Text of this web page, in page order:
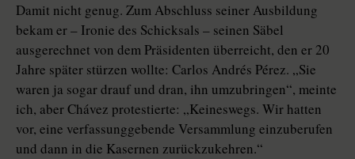
Damit nicht genug. Zum Abschluss seiner Ausbildung
bekam er – Ironie des Schicksals – seinen Säbel
ausgerechnet von dem Präsidenten überreicht, den er 20
Jahre später stürzen wollte: Carlos Andrés Pérez. „Sie
waren ja sogar drauf und dran, ihn umzubringen“, meinte
ich, aber Chávez protestierte: „Keineswegs. Wir hatten
vor, eine verfassunggebende Versammlung einzuberufen
und dann in die Kasernen zurückzukehren.“